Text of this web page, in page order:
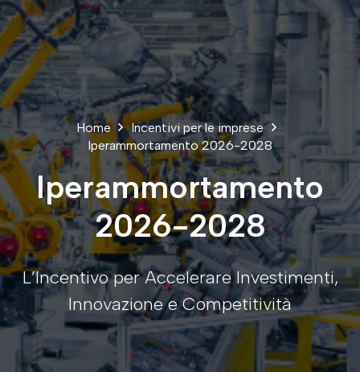
Home
Incentivi per le imprese
Iperammortamento 2026-2028
Iperammortamento
2026-2028
L’Incentivo per Accelerare Investimenti,
Innovazione e Competitività